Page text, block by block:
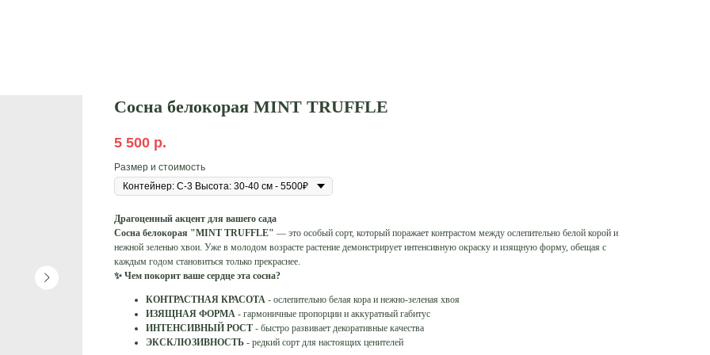
Сосна белокорая MINT TRUFFLE
5 500 р.
Размер и стоимость
Драгоценный акцент для вашего сада
Сосна белокорая "MINT TRUFFLE" — это особый сорт, который поражает контрастом между ослепительно белой корой и
нежной зеленью хвои. Уже в молодом возрасте растение демонстрирует интенсивную окраску и изящную форму, обещая с
каждым годом становиться только прекраснее.
✨ Чем покорит ваше сердце эта сосна?
КОНТРАСТНАЯ КРАСОТА - ослепительно белая кора и нежно-зеленая хвоя
ИЗЯЩНАЯ ФОРМА - гармоничные пропорции и аккуратный габитус
ИНТЕНСИВНЫЙ РОСТ - быстро развивает декоративные качества
ЭКСКЛЮЗИВНОСТЬ - редкий сорт для настоящих ценителей